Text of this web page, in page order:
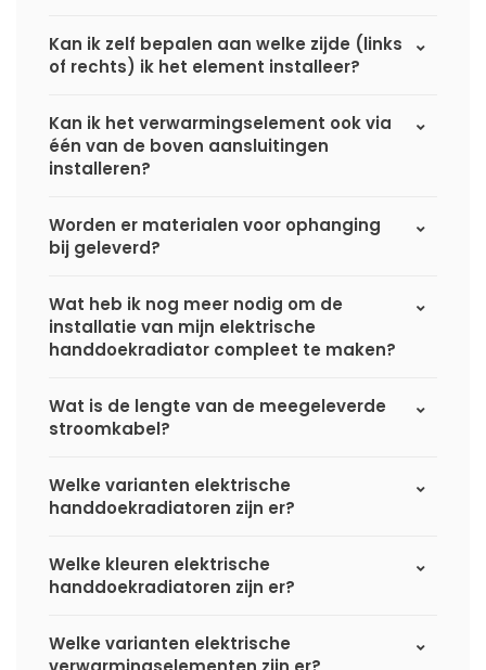
Kan ik zelf bepalen aan welke zijde (links
of rechts) ik het element installeer?
Kan ik het verwarmingselement ook via
één van de boven aansluitingen
installeren?
Worden er materialen voor ophanging
bij geleverd?
Wat heb ik nog meer nodig om de
installatie van mijn elektrische
handdoekradiator compleet te maken?
Wat is de lengte van de meegeleverde
stroomkabel?
Welke varianten elektrische
handdoekradiatoren zijn er?
Welke kleuren elektrische
handdoekradiatoren zijn er?
Welke varianten elektrische